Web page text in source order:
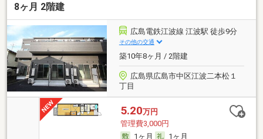
8ヶ月 2階建
広島電鉄江波線 江波駅 徒歩9分
その他の交通
築10年8ヶ月 / 2階建
広島県広島市中区江波二本松１
丁目
5.20万円
管理費3,000円
1ヶ月
1ヶ月